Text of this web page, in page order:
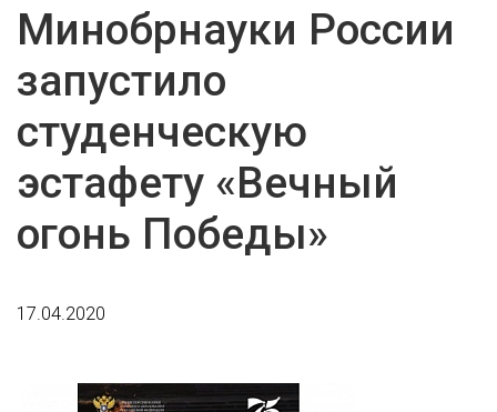
Минобрнауки России
запустило
студенческую
эстафету «Вечный
огонь Победы»
17.04.2020